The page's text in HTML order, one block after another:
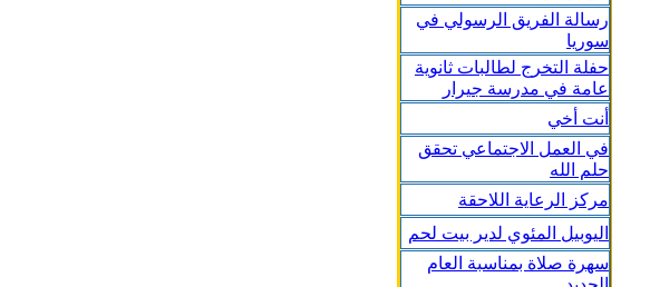
رسالة الفريق الرسولي في
سوريا
حفلة التخرج لطالبات ثانوية
عامة في مدرسة جيرار
أنت أخي
في العمل الاجتماعي تحقق
حلم الله
مركز الرعاية اللاحقة
اليوبيل المئوي لدير بيت لحم
سهرة صلاة بمناسبة العام